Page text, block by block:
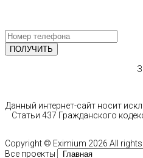
Данный интернет-сайт носит
Статьи 437 Гражданского
Copyright © Eximium 2026 All
Все проекты